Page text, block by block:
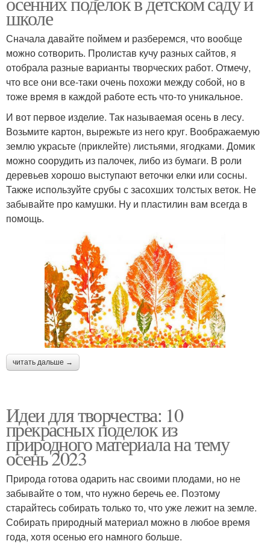
школе
Сначала давайте поймем и разберемся, что вообще
можно сотворить. Пролистав кучу разных сайтов, я
отобрала разные варианты творческих работ. Отмечу,
что все они все-таки очень похожи между собой, но в
тоже время в каждой работе есть что-то уникальное.
И вот первое изделие. Так называемая осень в лесу.
Возьмите картон, вырежьте из него круг. Воображаемую
землю украсьте (приклейте) листьями, ягодками. Домик
можно соорудить из палочек, либо из бумаги. В роли
деревьев хорошо выступают веточки елки или сосны.
Также используйте срубы с засохших толстых веток. Не
забывайте про камушки. Ну и пластилин вам всегда в
помощь.
читать дальше →
Идеи для творчества: 10
прекрасных поделок из
природного материала на тему
осень 2023
Природа готова одарить нас своими плодами, но не
забывайте о том, что нужно беречь ее. Поэтому
старайтесь собирать только то, что уже лежит на земле.
Собирать природный материал можно в любое время
года, хотя осенью его намного больше.